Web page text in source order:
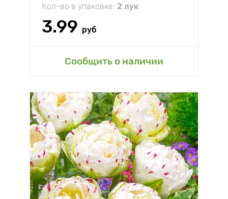
Кол-во в упаковке: 2 лук
3.99 руб
Сообщить о наличии